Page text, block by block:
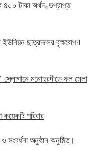
৪০০ টাকা অর্থদণ্ডপ্রাপ্ত
ইউনিয়ন ছাত্রদলের বৃক্ষরোপণ
স্লোগানে মনোহরদীতে ফল মেলা
পরিবার
ও সংবর্ধনা অনুষ্ঠান অনুষ্ঠিত।